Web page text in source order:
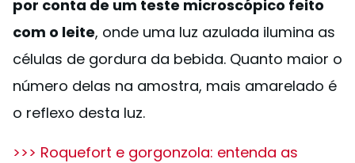
por conta de um teste microscópico feito
com o leite, onde uma luz azulada ilumina as
células de gordura da bebida. Quanto maior o
número delas na amostra, mais amarelado é
o reflexo desta luz.
>>> Roquefort e gorgonzola: entenda as